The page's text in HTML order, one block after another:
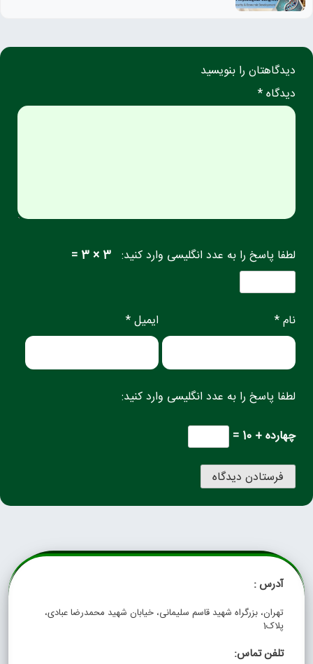
دیدگاهتان را بنویسید
دیدگاه *
لطفا پاسخ را به عدد انگلیسی وارد کنید: 3 × 3 =
نام * ایمیل *
لطفا پاسخ را به عدد انگلیسی وارد کنید:
چهارده + 10 =
آدرس :
تهران، بزرگراه شهید قاسم سلیمانی، خیابان شهید محمدرضا عبادی،
پلاک1
تلفن تماس: